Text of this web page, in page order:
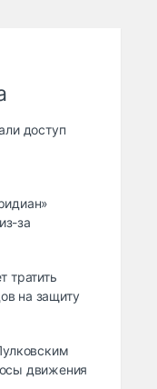
доступ
за
тратить
на защиту
движения